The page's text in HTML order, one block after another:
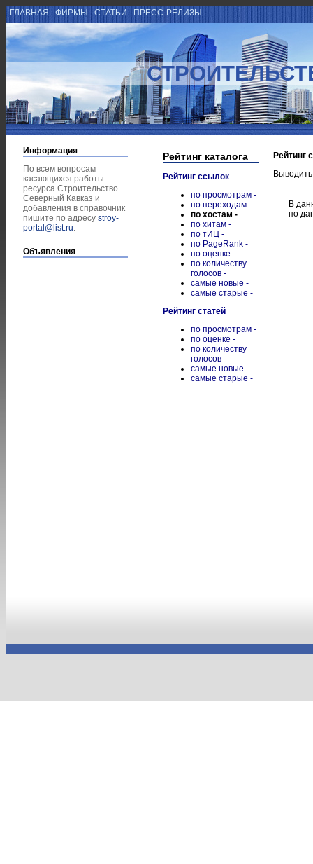
ГЛАВНАЯ ФИРМЫ СТАТЬИ ПРЕСС-РЕЛИЗЫ
Информация
По всем вопросам
касающихся работы
ресурса Строительство
Северный Кавказ и
добавления в справочник
пишите по адресу stroy-
portal@list.ru.
Объявления
Рейтинг каталога
Рейтинг ссылок
по просмотрам -
по переходам -
по хостам -
по хитам -
по тИЦ -
по PageRank -
по оценке -
по количеству
голосов -
самые новые -
самые старые -
Рейтинг статей
по просмотрам -
по оценке -
по количеству
голосов -
самые новые -
самые старые -
Рейтинг
В
по